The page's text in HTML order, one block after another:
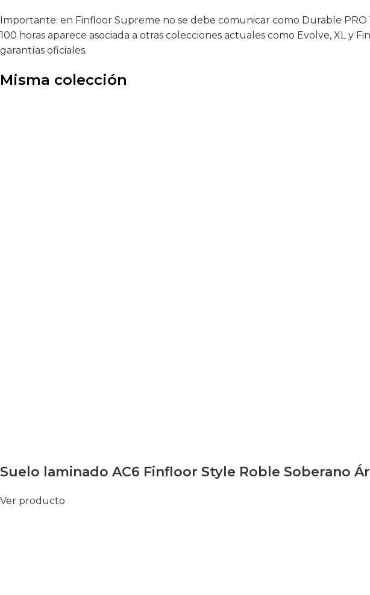
Importante: en Finfloor Supreme no se debe comunicar como Durable
100 horas aparece asociada a otras colecciones actuales como Evolve, XL
garantías oficiales.
Misma colección
Suelo laminado AC6 Finfloor Style Roble Soberano
Ver producto